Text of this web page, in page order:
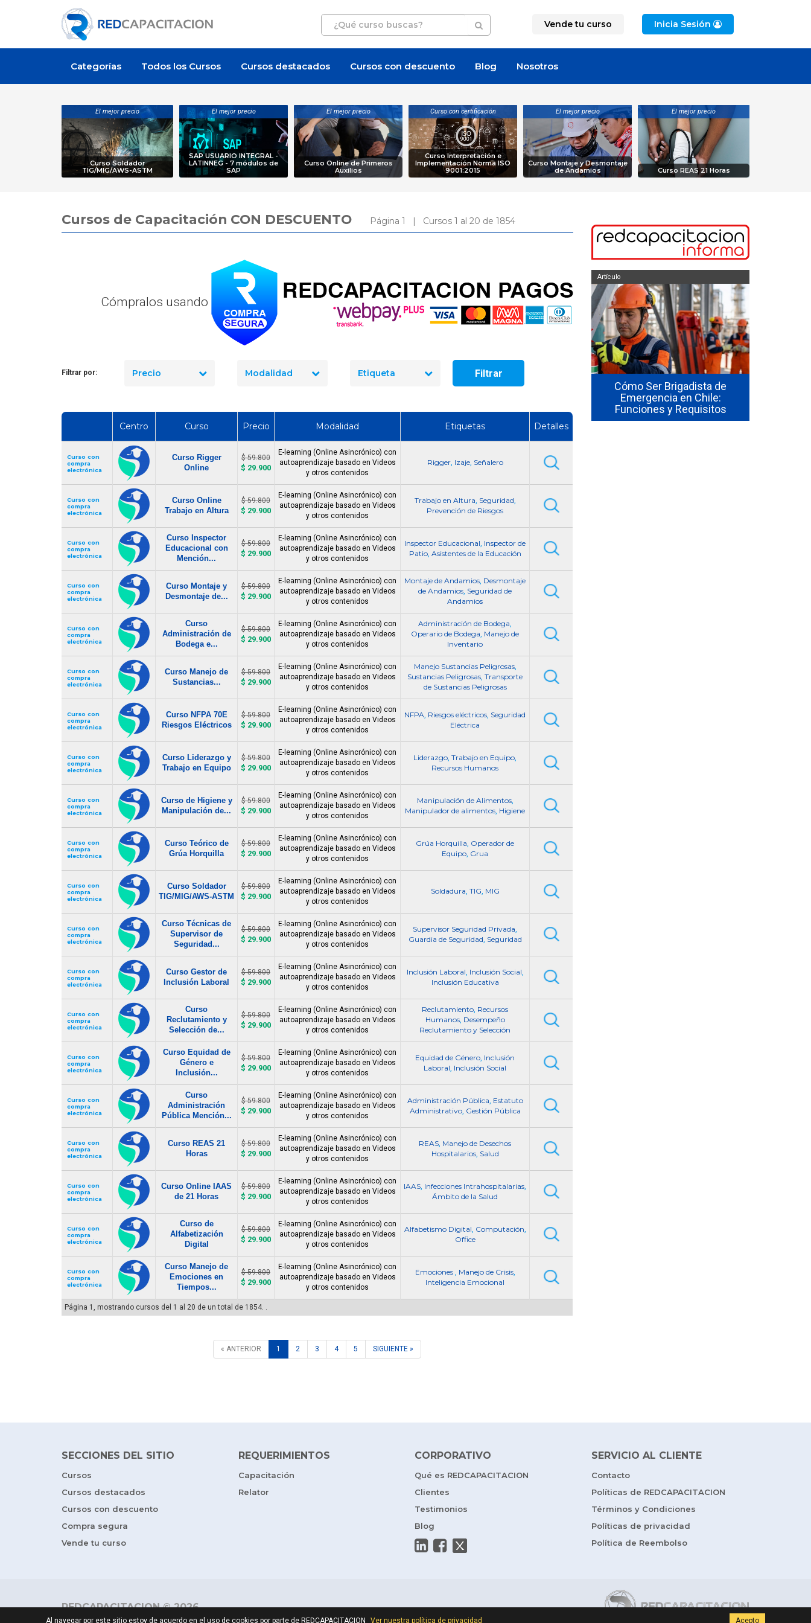
Vende tu curso Inicia Sesión
Categorías Todos los Cursos Cursos destacados Cursos con descuento Blog Nosotros
El mejor precio
Curso Soldador
TIG/MIG/AWS-ASTM
El mejor precio
SAP USUARIO INTEGRAL -
LATINNEG - 7 módulos de
SAP
El mejor precio
Curso Online de Primeros
Auxilios
Curso con certificación
Curso Interpretación e
Implementación Norma ISO
9001:2015
El mejor precio
Curso Montaje y Desmontaje
de Andamios
El mejor precio
Curso REAS 21 Horas
Cursos de Capacitación CON DESCUENTO Página 1 | Cursos 1 al 20 de 1854
Cómpralos usando
Filtrar por: Precio Modalidad Etiqueta Filtrar
Centro Curso Precio Modalidad Etiquetas Detalles
Curso con
compra
electrónica
Curso Rigger
Online
$ 59.800
$ 29.900
E-learning (Online Asincrónico) con
autoaprendizaje basado en Videos
y otros contenidos
Rigger, Izaje, Señalero
Curso con
compra
electrónica
Curso Online
Trabajo en Altura
$ 59.800
$ 29.900
E-learning (Online Asincrónico) con
autoaprendizaje basado en Videos
y otros contenidos
Trabajo en Altura, Seguridad,
Prevención de Riesgos
Curso con
compra
electrónica
Curso Inspector
Educacional con
Mención...
$ 59.800
$ 29.900
E-learning (Online Asincrónico) con
autoaprendizaje basado en Videos
y otros contenidos
Inspector Educacional, Inspector de
Patio, Asistentes de la Educación
Curso con
compra
electrónica
Curso Montaje y
Desmontaje de...
$ 59.800
$ 29.900
E-learning (Online Asincrónico) con
autoaprendizaje basado en Videos
y otros contenidos
Montaje de Andamios, Desmontaje
de Andamios, Seguridad de
Andamios
Curso con
compra
electrónica
Curso
Administración de
Bodega e...
$ 59.800
$ 29.900
E-learning (Online Asincrónico) con
autoaprendizaje basado en Videos
y otros contenidos
Administración de Bodega,
Operario de Bodega, Manejo de
Inventario
Curso con
compra
electrónica
Curso Manejo de
Sustancias...
$ 59.800
$ 29.900
E-learning (Online Asincrónico) con
autoaprendizaje basado en Videos
y otros contenidos
Manejo Sustancias Peligrosas,
Sustancias Peligrosas, Transporte
de Sustancias Peligrosas
Curso con
compra
electrónica
Curso NFPA 70E
Riesgos Eléctricos
$ 59.800
$ 29.900
E-learning (Online Asincrónico) con
autoaprendizaje basado en Videos
y otros contenidos
NFPA, Riesgos eléctricos, Seguridad
Eléctrica
Curso con
compra
electrónica
Curso Liderazgo y
Trabajo en Equipo
$ 59.800
$ 29.900
E-learning (Online Asincrónico) con
autoaprendizaje basado en Videos
y otros contenidos
Liderazgo, Trabajo en Equipo,
Recursos Humanos
Curso con
compra
electrónica
Curso de Higiene y
Manipulación de...
$ 59.800
$ 29.900
E-learning (Online Asincrónico) con
autoaprendizaje basado en Videos
y otros contenidos
Manipulación de Alimentos,
Manipulador de alimentos, Higiene
Curso con
compra
electrónica
Curso Teórico de
Grúa Horquilla
$ 59.800
$ 29.900
E-learning (Online Asincrónico) con
autoaprendizaje basado en Videos
y otros contenidos
Grúa Horquilla, Operador de
Equipo, Grua
Curso con
compra
electrónica
Curso Soldador
TIG/MIG/AWS-ASTM
$ 59.800
$ 29.900
E-learning (Online Asincrónico) con
autoaprendizaje basado en Videos
y otros contenidos
Soldadura, TIG, MIG
Curso con
compra
electrónica
Curso Técnicas de
Supervisor de
Seguridad...
$ 59.800
$ 29.900
E-learning (Online Asincrónico) con
autoaprendizaje basado en Videos
y otros contenidos
Supervisor Seguridad Privada,
Guardia de Seguridad, Seguridad
Curso con
compra
electrónica
Curso Gestor de
Inclusión Laboral
$ 59.800
$ 29.900
E-learning (Online Asincrónico) con
autoaprendizaje basado en Videos
y otros contenidos
Inclusión Laboral, Inclusión Social,
Inclusión Educativa
Curso con
compra
electrónica
Curso
Reclutamiento y
Selección de...
$ 59.800
$ 29.900
E-learning (Online Asincrónico) con
autoaprendizaje basado en Videos
y otros contenidos
Reclutamiento, Recursos
Humanos, Desempeño
Reclutamiento y Selección
Curso con
compra
electrónica
Curso Equidad de
Género e
Inclusión...
$ 59.800
$ 29.900
E-learning (Online Asincrónico) con
autoaprendizaje basado en Videos
y otros contenidos
Equidad de Género, Inclusión
Laboral, Inclusión Social
Curso con
compra
electrónica
Curso
Administración
Pública Mención...
$ 59.800
$ 29.900
E-learning (Online Asincrónico) con
autoaprendizaje basado en Videos
y otros contenidos
Administración Pública, Estatuto
Administrativo, Gestión Pública
Curso con
compra
electrónica
Curso REAS 21
Horas
$ 59.800
$ 29.900
E-learning (Online Asincrónico) con
autoaprendizaje basado en Videos
y otros contenidos
REAS, Manejo de Desechos
Hospitalarios, Salud
Curso con
compra
electrónica
Curso Online IAAS
de 21 Horas
$ 59.800
$ 29.900
E-learning (Online Asincrónico) con
autoaprendizaje basado en Videos
y otros contenidos
IAAS, Infecciones Intrahospitalarias,
Ámbito de la Salud
Curso con
compra
electrónica
Curso de
Alfabetización
Digital
$ 59.800
$ 29.900
E-learning (Online Asincrónico) con
autoaprendizaje basado en Videos
y otros contenidos
Alfabetismo Digital, Computación,
Office
Curso con
compra
electrónica
Curso Manejo de
Emociones en
Tiempos...
$ 59.800
$ 29.900
E-learning (Online Asincrónico) con
autoaprendizaje basado en Videos
y otros contenidos
Emociones , Manejo de Crisis,
Inteligencia Emocional
Página 1, mostrando cursos del 1 al 20 de un total de 1854. .
« ANTERIOR 1 2 3 4 5 SIGUIENTE »
en tu Empresa
¿Cuánto cuesta certificarse en
10 cursos
¿Cuánto cuesta un curso de
incluye cada opción
¿Cuánto dura un curso de uso
Chile?
Cómo Ser Brigadista de
Emergencia en Chile:
Funciones y Requisitos
Artículo
SECCIONES DEL SITIO
Cursos
Cursos destacados
Cursos con descuento
Compra segura
Vende tu curso
REQUERIMIENTOS
Capacitación
Relator
CORPORATIVO
Qué es REDCAPACITACION
Clientes
Testimonios
Blog
SERVICIO AL CLIENTE
Contacto
Políticas de REDCAPACITACION
Términos y Condiciones
Políticas de privacidad
Política de Reembolso
REDCAPACITACION © 2026
Al navegar por este sitio estoy de acuerdo en el uso de cookies por parte de REDCAPACITACION Ver nuestra política de privacidad Acepto